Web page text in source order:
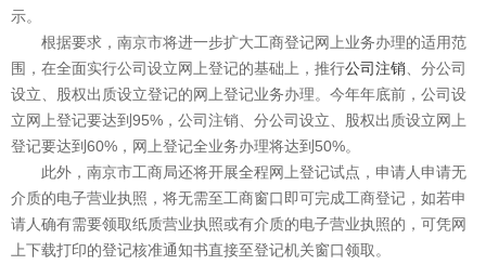
示。
根据要求，南京市将进一步扩大工商登记网上业务办理的适用范
围，在全面实行公司设立网上登记的基础上，推行公司注销 、分公司
设立、股权出质设立登记的网上登记业务办理。今年年底前，公司设
立网上登记要达到95%，公司注销、分公司设立、股权出质设立网上
登记要达到60%，网上登记全业务办理将达到50%。
此外，南京市工商局还将开展全程网上登记试点，申请人申请无
介质的电子营业执照，将无需至工商窗口即可完成工商登记，如若申
请人确有需要领取纸质营业执照或有介质的电子营业执照的，可凭网
上下载打印的登记核准通知书直接至登记机关窗口领取。